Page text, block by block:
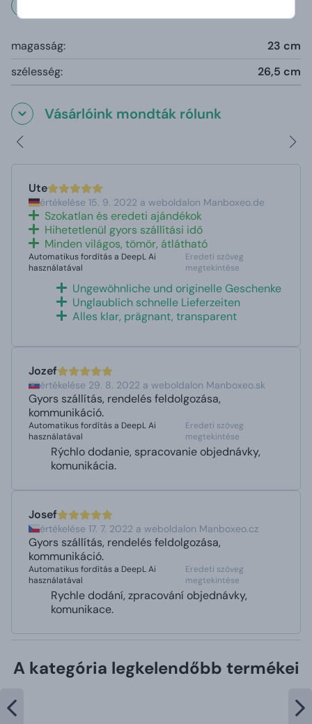
magasság:
23 cm
szélesség:
26,5 cm
Vásárlóink mondták rólunk
Ute
értékelése 15. 9. 2022 a weboldalon Manboxeo.de
Szokatlan és eredeti ajándékok
Hihetetlenül gyors szállítási idő
Minden világos, tömör, átlátható
Automatikus fordítás a DeepL Ai
használatával
Eredeti szöveg
megtekintése
Ungewöhnliche und originelle Geschenke
Unglaublich schnelle Lieferzeiten
Alles klar, prägnant, transparent
Jozef
értékelése 29. 8. 2022 a weboldalon Manboxeo.sk
Gyors szállítás, rendelés feldolgozása,
kommunikáció.
Automatikus fordítás a DeepL Ai
használatával
Eredeti szöveg
megtekintése
Rýchlo dodanie, spracovanie objednávky,
komunikácia.
Josef
értékelése 17. 7. 2022 a weboldalon Manboxeo.cz
Gyors szállítás, rendelés feldolgozása,
kommunikáció.
Automatikus fordítás a DeepL Ai
használatával
Eredeti szöveg
megtekintése
Rychle dodání, zpracování objednávky,
komunikace.
A kategória legkelendőbb termékei